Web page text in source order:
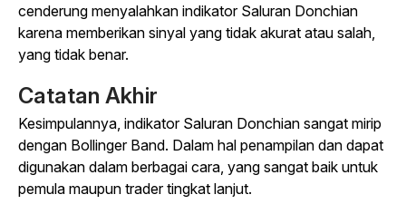
cenderung menyalahkan indikator Saluran Donchian
karena memberikan sinyal yang tidak akurat atau salah,
yang tidak benar.
Catatan Akhir
Kesimpulannya, indikator Saluran Donchian sangat mirip
dengan Bollinger Band. Dalam hal penampilan dan dapat
digunakan dalam berbagai cara, yang sangat baik untuk
pemula maupun trader tingkat lanjut.